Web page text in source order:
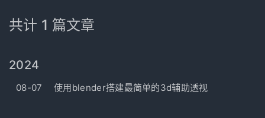
共计 1 篇文章
2024
08-07 使用blender搭建最简单的3d辅助透视